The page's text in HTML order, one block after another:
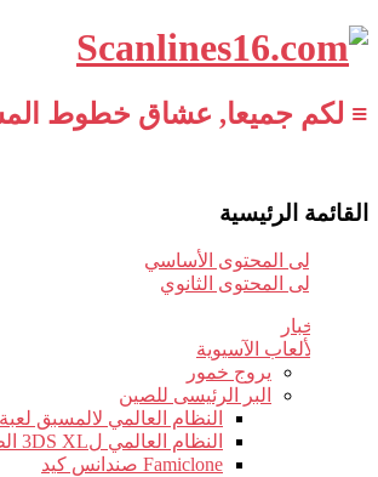
≡ لكم جميعا, عشاق خطوط
القائمة الرئيسية
تخطي إلى المحتوى الأساسي
تخطي إلى المحتوى الثانوي
أخبار
الألعاب الآسيوية
يروج خمور
البر الرئيسى للصين
النظام العالمي لالمسبق
النظام العالمي ل3DS XL الطبعة ماريو
Famiclone صندانس كيد